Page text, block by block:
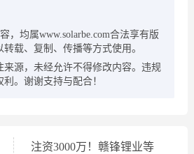
，均属www.solarbe.com合法享有版
载、复制、传播等方式使用。
源，未经允许不得修改内容。违规
。谢谢支持与配合！
注资3000万！赣锋锂业等